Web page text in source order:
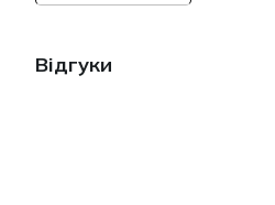
Відгуки